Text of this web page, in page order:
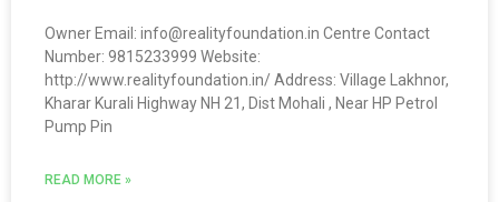
Owner Email: info@realityfoundation.in Centre Contact
Number: 9815233999 Website:
http://www.realityfoundation.in/ Address: Village Lakhnor,
Kharar Kurali Highway NH 21, Dist Mohali , Near HP Petrol
Pump Pin
READ MORE »